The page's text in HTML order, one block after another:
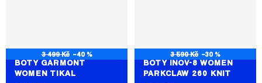
3 499 Kč –40 %
BOTY GARMONT
WOMEN TIKAL
3 590 Kč –30 %
BOTY INOV-8 WOMEN
PARKCLAW 260 KNIT